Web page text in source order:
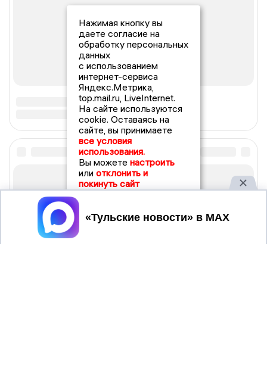
Нажимая кнопку вы
даете согласие на
обработку персональных
данных
с использованием
интернет-сервиса
Яндекс.Метрика,
top.mail.ru, LiveInternet.
На сайте используются
cookie. Оставаясь на
сайте, вы принимаете
все условия
использования.
Вы можете настроить
или отклонить и
покинуть сайт
Принять